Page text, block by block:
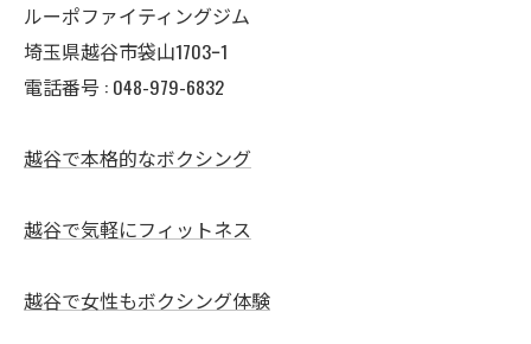
ルーポファイティングジム
埼玉県越谷市袋山1703ｰ1
電話番号 : 048-979-6832
越谷で本格的なボクシング
越谷で気軽にフィットネス
越谷で女性もボクシング体験